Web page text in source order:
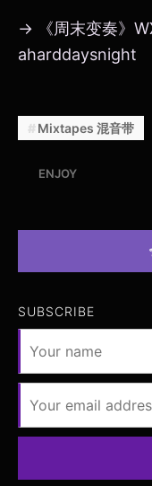
→ 《周末变奏》
aharddaysnight
Mixtapes 混音带
ENJOY
SUBSCRIBE